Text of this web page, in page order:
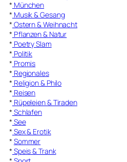
* München
* Musik & Gesang
* Ostern & Weihnacht
* Pflanzen & Natur
* Poetry Slam
* Politik
* Promis
* Regionales
* Religion & Philo
* Reisen
* Rüpeleien & Tiraden
* Schlafen
* See
* Sex & Erotik
* Sommer
* Speis & Trank